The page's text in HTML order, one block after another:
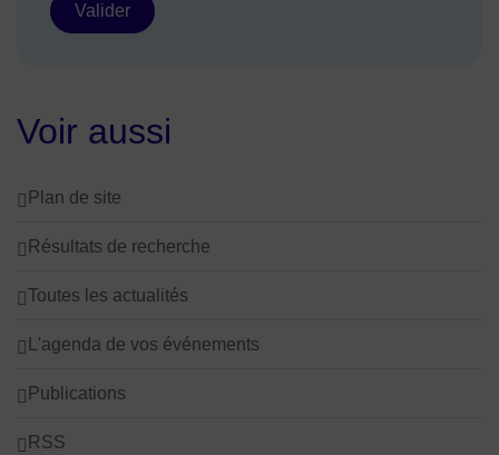
Valider
Voir aussi
Plan de site
Résultats de recherche
Toutes les actualités
L'agenda de vos événements
Publications
RSS